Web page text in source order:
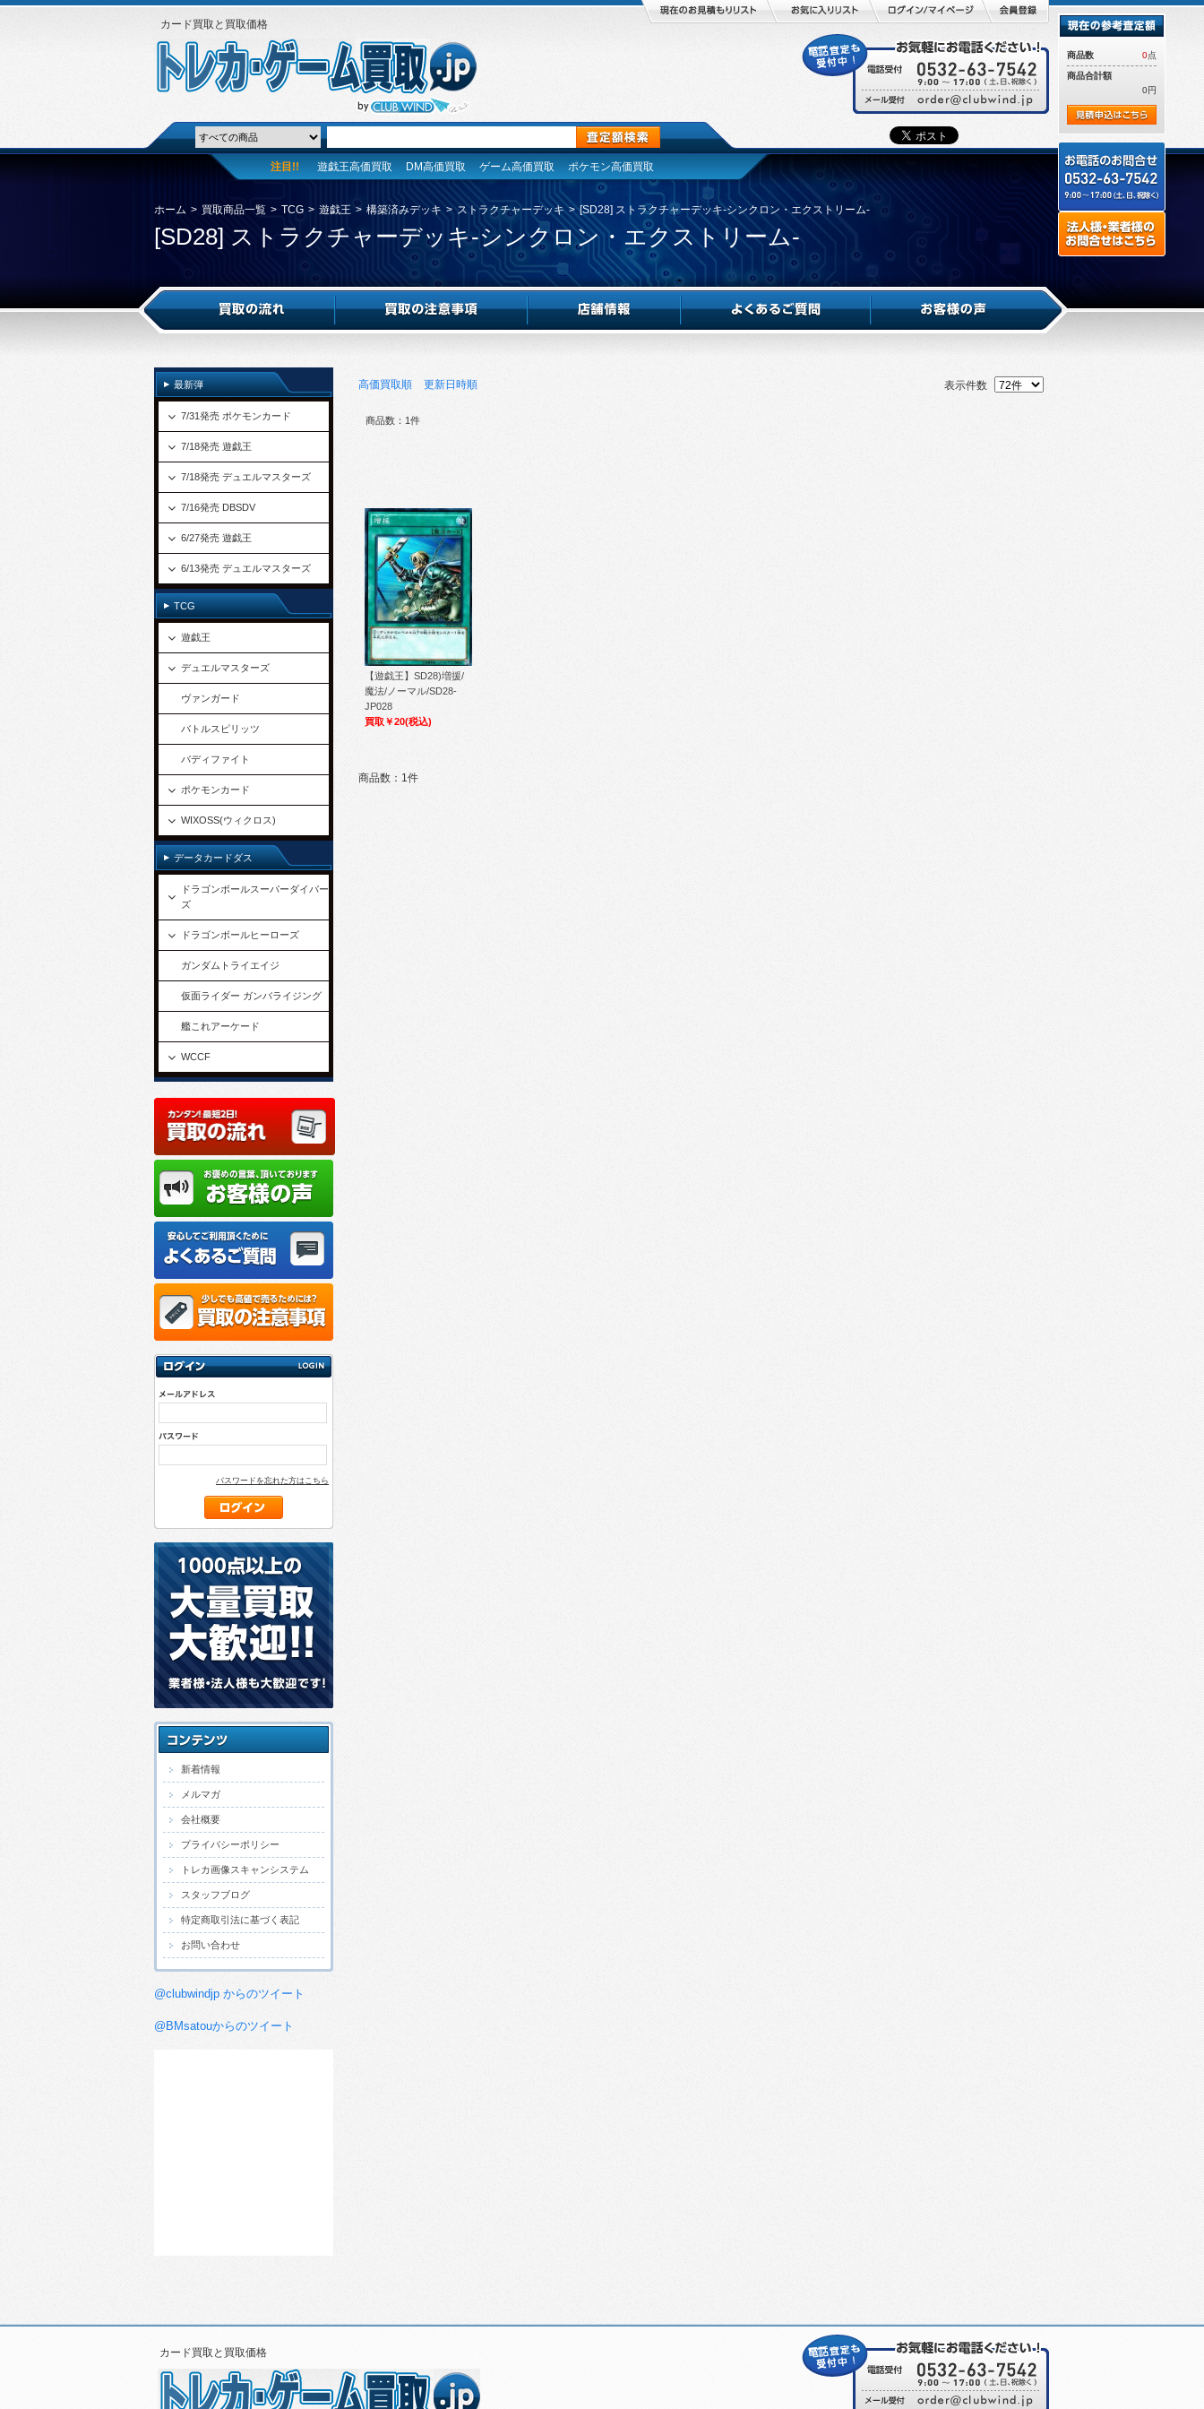
カード買取と買取価格
注目!! 遊戯王高価買取 DM高価買取 ゲーム高価買取 ポケモン高価買取
ホーム > 買取商品一覧 > TCG > 遊戯王 > 構築済みデッキ > ストラクチャーデッキ > [SD28] ストラクチャーデッキ-シンクロン・エクストリーム-
[SD28] ストラクチャーデッキ-シンクロン・エクストリーム-
高価買取順 更新日時順 表示件数
商品数：1件
【遊戯王】SD28)増援/
魔法/ノーマル/SD28-
JP028
買取￥20(税込)
商品数：1件
商品数 0点
商品合計額
0円
最新弾
7/31発売 ポケモンカード
7/18発売 遊戯王
7/18発売 デュエルマスターズ
7/16発売 DBSDV
6/27発売 遊戯王
6/13発売 デュエルマスターズ
TCG
遊戯王
デュエルマスターズ
ヴァンガード
バトルスピリッツ
バディファイト
ポケモンカード
WIXOSS(ウィクロス)
データカードダス
ドラゴンボールスーパーダイバー
ズ
ドラゴンボールヒーローズ
ガンダムトライエイジ
仮面ライダー ガンバライジング
艦これアーケード
WCCF
パスワードを忘れた方はこちら
新着情報
メルマガ
会社概要
プライバシーポリシー
トレカ画像スキャンシステム
スタッフブログ
特定商取引法に基づく表記
お問い合わせ
@clubwindjp からのツイート
@BMsatouからのツイート
カード買取と買取価格